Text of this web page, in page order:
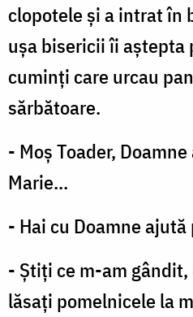
clopotele și a intrat în
ușa bisericii îi aștepta
cuminți care urcau
sărbătoare.
- Moș Toader,
Marie...
- Hai cu Doamne
- Știți ce m-am
lăsați pomelnicele la